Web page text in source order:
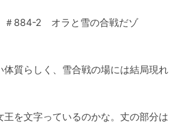
＃884-2 オラと雪の合戦だゾ
体質らしく、雪合戦の場には結局現れ
王を文字っているのかな。丈の部分は